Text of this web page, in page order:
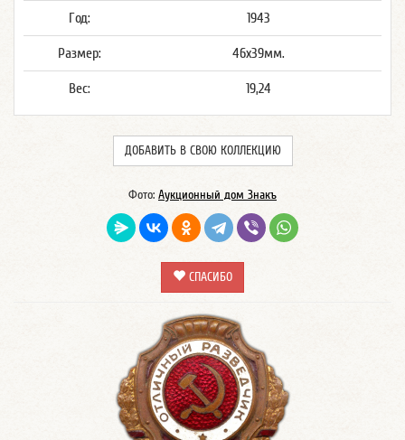
Год: 1943
Размер: 46x39мм.
Вес: 19,24
ДОБАВИТЬ В СВОЮ КОЛЛЕКЦИЮ
Фото: Аукционный дом Знакъ
СПАСИБО